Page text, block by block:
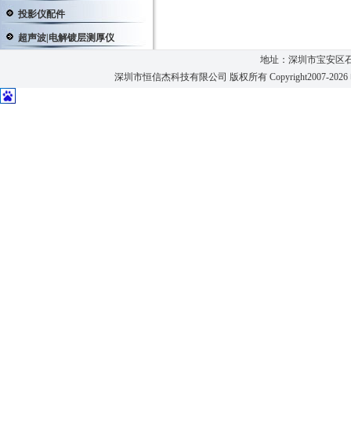
投影仪配件
超声波|电解镀层测厚仪
地址：深圳市宝安区
深圳市恒信杰科技有限公司 版权所有 Copyright2007-